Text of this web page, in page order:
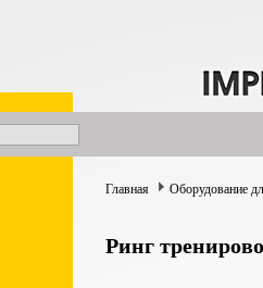
Главная Оборудование
Ринг